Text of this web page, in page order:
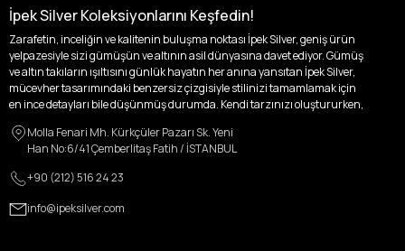
İpek Silver Koleksiyonlarını Keşfedin!
Zarafetin, inceliğin ve kalitenin buluşma noktası İpek Silver, geniş ürün
yelpazesiyle sizi gümüşün ve altının asil dünyasına davet ediyor. Gümüş
ve altın takıların ışıltısını günlük hayatın her anına yansıtan İpek Silver,
mücevher tasarımındaki benzersiz çizgisiyle stilinizi tamamlamak için
en ince detayları bile düşünmüş durumda. Kendi tarzınızı oluştururken,
özgünlüğünüzü ön plana çıkaracak tasarımlarımızla tanışın.
İpek Silver’da her bir parça, sizin benzersiz hikayenizi anlatıyor. İster
kendinizi ifade etmek için özel bir parça arayışında olun, ister
sevdiklerinize unutulmaz bir hediye vermek isteyin, her zevke ve her anı
ölümsüzleştirecek anlara uygun seçeneklerimizle yanınızdayız.
Molla Fenari Mh. Kürkçüler Pazarı Sk. Yeni
Han No:6/41 Çemberlitaş Fatih / İSTANBUL
+90 (212) 516 24 23
info@ipeksilver.com